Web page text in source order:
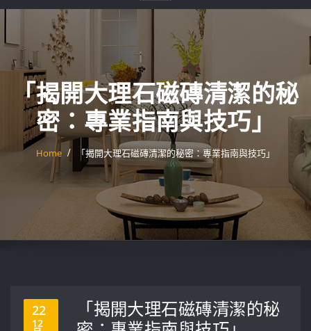
「揭開大理石磁磚清潔的秘
密：專業指南與技巧」
Home 「揭開大理石磁磚清潔的秘密：專業指南與技巧」
22
12
「揭開大理石磁磚清潔的秘